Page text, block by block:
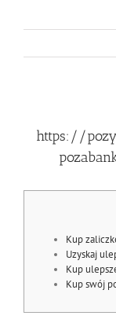
https://
Kup
Uzyskaj
Kup
Kup swój